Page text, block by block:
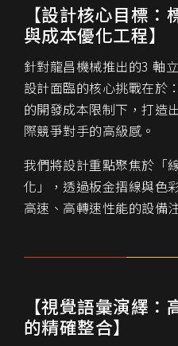
【設計核心目標
與成本優化工程】
針對龍昌機械推出的3 軸
設計面臨的核心挑戰在於
的開發成本限制下，打造
際競爭對手的高級感。
我們將設計重點聚焦於「
化」，透過板金摺線與色
高速、高轉速性能的設備
【視覺語彙演繹
的精確整合】